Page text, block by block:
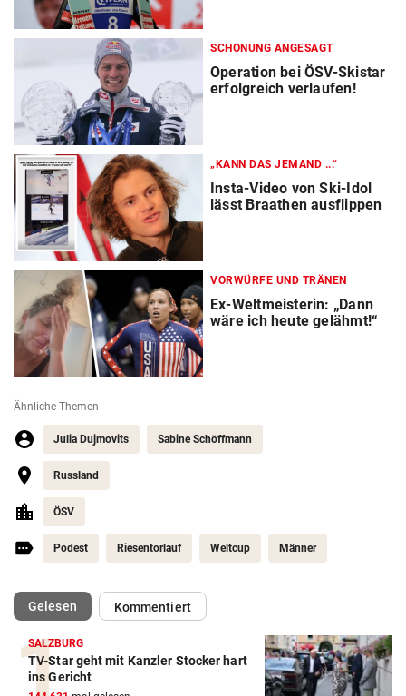
SCHONUNG ANGESAGT
Operation bei ÖSV-Skistar
erfolgreich verlaufen!
„KANN DAS JEMAND ...“
Insta-Video von Ski-Idol
lässt Braathen ausflippen
VORWÜRFE UND TRÄNEN
Ex-Weltmeisterin: „Dann
wäre ich heute gelähmt!“
Ähnliche Themen
Julia Dujmovits Sabine Schöffmann
Russland
ÖSV
Podest Riesentorlauf Weltcup Männer
Gelesen(ausgewählt)Kommentiert
SALZBURG
TV-Star geht mit Kanzler Stocker hart
ins Gericht